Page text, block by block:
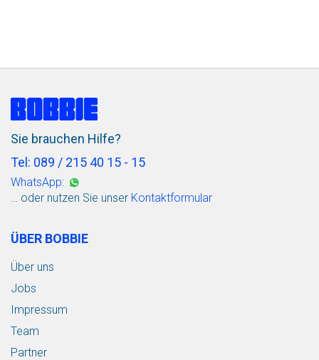
Sie brauchen Hilfe?
Tel: 089 / 215 40 15 - 15
WhatsApp:
… oder nutzen Sie unser Kontaktformular
ÜBER BOBBIE
Über uns
Jobs
Impressum
Team
Partner